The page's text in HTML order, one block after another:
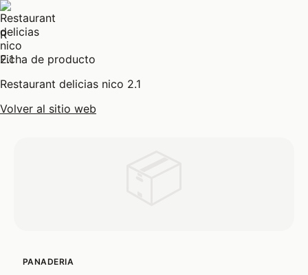
R
Ficha de producto
Restaurant delicias nico 2.1
Volver al sitio web
PANADERIA